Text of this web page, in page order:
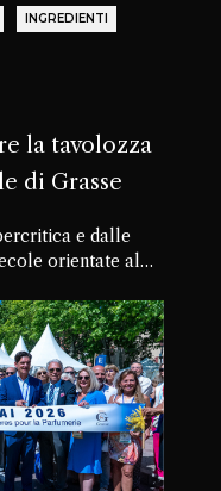
INGREDIENTI
la tavolozza
di Grasse
e dalle
orientate al
e texture
di SIMPPAR ha
il potenziale
propria tavolozza.